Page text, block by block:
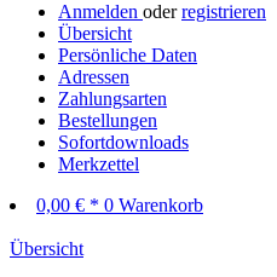
Anmelden oderregistrieren
Übersicht
Persönliche Daten
Adressen
Zahlungsarten
Bestellungen
Sofortdownloads
Merkzettel
0,00 € * 0 Warenkorb
Übersicht